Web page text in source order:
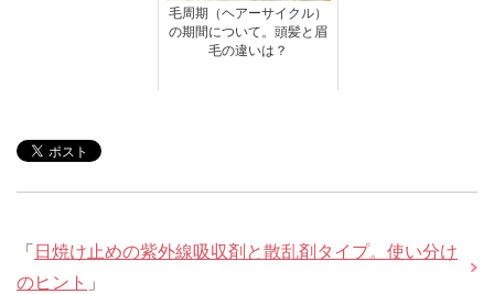
毛周期（ヘアーサイクル）
の期間について。頭髪と眉
毛の違いは？
「 日焼け止めの紫外線吸収剤と散乱剤タイプ。使い分け
のヒント 」